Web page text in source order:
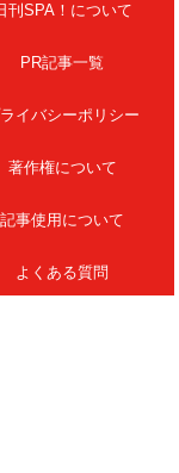
刊SPA！について
PR記事一覧
イバシーポリシー
著作権について
記事使用について
よくある質問